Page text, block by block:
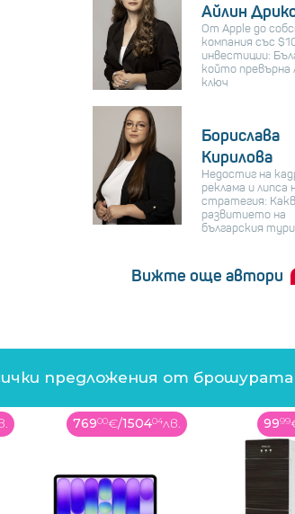
Айлин
От Apple до
компания със
инвестиции:
който превърна
ключ
Борислава
Кирилова
Недостиг на
реклама и липса
стратегия:
развитието на
българския
Вижте още автори
предложения от брошурата
76900€/150404лв. 9999